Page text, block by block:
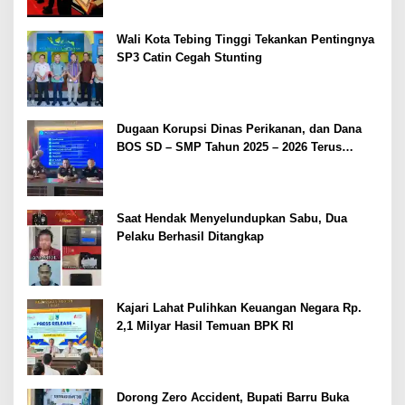
Wali Kota Tebing Tinggi Tekankan Pentingnya
SP3 Catin Cegah Stunting
Dugaan Korupsi Dinas Perikanan, dan Dana
BOS SD – SMP Tahun 2025 – 2026 Terus
Saat Hendak Menyelundupkan Sabu, Dua
Pelaku Berhasil Ditangkap
Kajari Lahat Pulihkan Keuangan Negara Rp.
2,1 Milyar Hasil Temuan BPK RI
Dorong Zero Accident, Bupati Barru Buka